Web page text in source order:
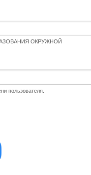
ОКРУЖНОЙ
пользователя.